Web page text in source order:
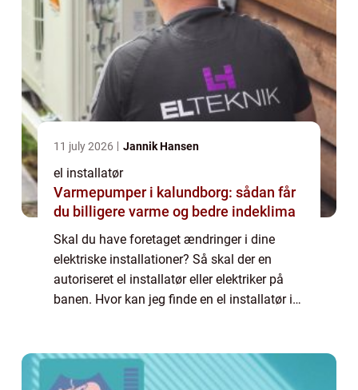
11 july 2026 Jannik Hansen
el installatør
Varmepumper i kalundborg: sådan får
du billigere varme og bedre indeklima
Skal du have foretaget ændringer i dine
elektriske installationer? Så skal der en
autoriseret el installatør eller elektriker på
banen. Hvor kan jeg finde en el installatør i
dine...